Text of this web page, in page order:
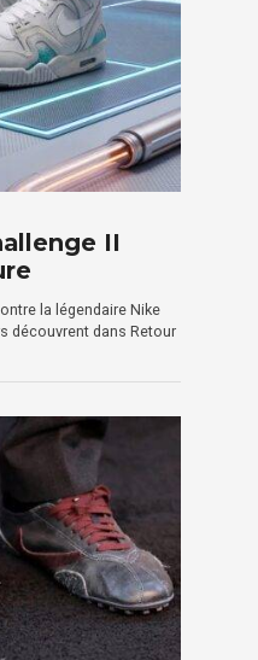
II
la légendaire Nike
découvrent dans Retour